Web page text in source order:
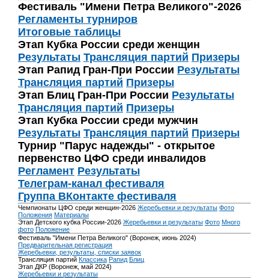
Фестиваль "Имени Петра Великого"-2026
Регламенты турниров
Итоговые таблицы
Этап Кубка России среди женщин
Результаты Трансляция партий Призеры
Этап Рапид Гран-При России Результаты
Трансляция партий Призеры
Этап Блиц Гран-При России Результаты
Трансляция партий Призеры
Этап Кубка России среди мужчин
Результаты Трансляция партий Призеры
Турнир "Парус надежды" - открытое
первенство ЦФО среди инвалидов
Регламент Результаты
Телеграм-канал фестиваля
Группа ВКонтакте фестиваля
Чемпионаты ЦФО среди женщин-2026 Жеребьевки и результаты Фото
Положения Материалы
Этап Детского кубка России-2026 Жеребьевки и результаты Фото Много
фото Положение
Фестиваль "Имени Петра Великого" (Воронеж, июнь 2024)
Предварительная регистрация
Жеребьевки, результаты, списки заявок
Трансляция партий Классика Рапид Блиц
Этап ДКР (Воронеж, май 2024)
Жеребьевки и результаты